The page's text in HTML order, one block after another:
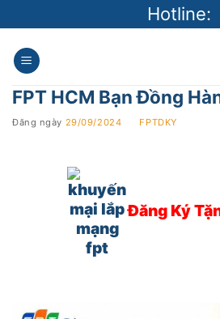
to
content
Hotline:
FPT HCM Bạn Đồng
Đăng ngày 29/09/2024 FPTDKY
Đăng Ký